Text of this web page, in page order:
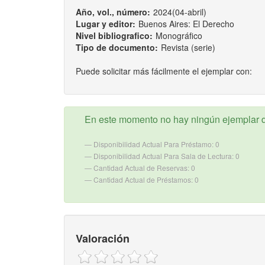
Año, vol., número: 2024(04-abril)
Lugar y editor: Buenos Aires: El Derecho
Nivel bibliografico: Monográfico
Tipo de documento: Revista (serie)
Puede solicitar más fácilmente el ejemplar con:
En este momento no hay ningún ejemplar
Disponibilidad Actual Para Préstamo: 0
Disponibilidad Actual Para Sala de Lectura: 0
Cantidad Actual de Reservas: 0
Cantidad Actual de Préstamos: 0
Valoración